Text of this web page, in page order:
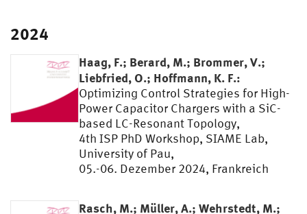
2024
Haag, F.; Berard, M.; Brommer, V.;
Liebfried, O.; Hoffmann, K. F.:
Optimizing Control Strategies for High-
Power Capacitor Chargers with a SiC-
based LC-Resonant Topology,
4th ISP PhD Workshop, SIAME Lab,
University of Pau,
05.-06. Dezember 2024, Frankreich
Rasch, M.; Müller, A.; Wehrstedt, M.;